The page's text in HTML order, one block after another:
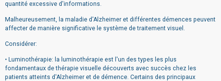
quantité excessive d'informations.
Malheureusement, la maladie d'Alzheimer et différentes démences peuvent
affecter de manière significative le système de traitement visuel.
Considérer:
• Luminothérapie: la luminothérapie est l'un des types les plus
fondamentaux de thérapie visuelle découverts avec succès chez les
patients atteints d'Alzheimer et de démence. Certains des principaux